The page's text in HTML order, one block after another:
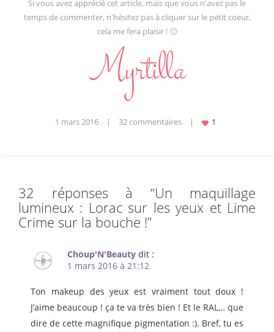
Si vous avez apprécié cet article, mais que vous n'avez pas le
temps de commenter, n'hésitez pas à cliquer sur le petit coeur,
cela me fera plaisir ! 🙂
1 mars 2016 | 32 commentaires |
32 réponses à “Un maquillage
lumineux : Lorac sur les yeux et Lime
Crime sur la bouche !”
Choup'N'Beauty dit :
1 mars 2016 à 21:12
Ton makeup des yeux est vraiment tout doux !
J’aime beaucoup ! ça te va très bien ! Et le RAL… que
dire de cette magnifique pigmentation :). Bref, tu es